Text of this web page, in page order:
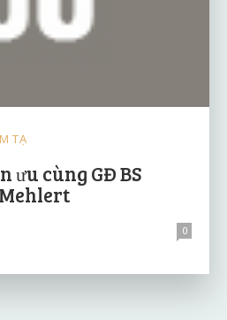
TẠ
ưu cùng GĐ BS
0